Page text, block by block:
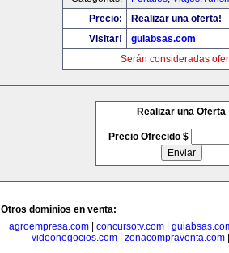
Precio:
Realizar una oferta!
Visitar!
guiabsas.com
Serán consideradas
Realizar una Oferta
Precio Ofrecido $
Otros dominios en venta:
agroempresa.com
concursotv.com
videonegocios.com
zonacompraventa.com